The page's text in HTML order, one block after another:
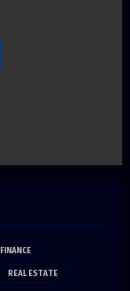
FINANCE
REAL ESTATE